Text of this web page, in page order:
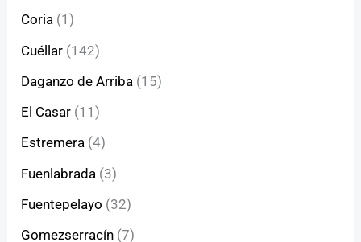
Coria (1)
Cuéllar (142)
Daganzo de Arriba (15)
El Casar (11)
Estremera (4)
Fuenlabrada (3)
Fuentepelayo (32)
Gomezserracín (7)